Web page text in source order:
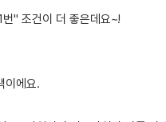
" 조건이 더 좋은데요~!
이에요.